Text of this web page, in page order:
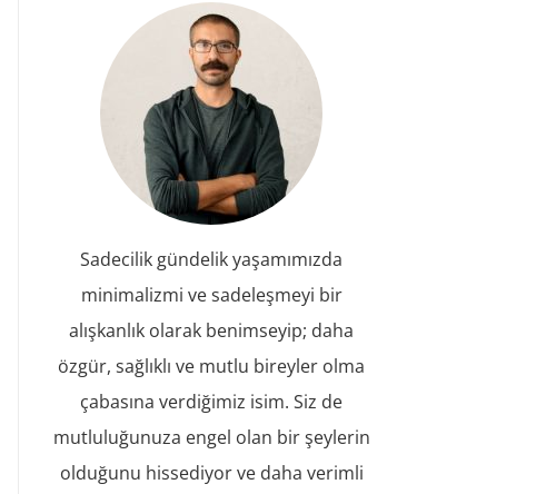
Sadecilik gündelik yaşamımızda
minimalizmi ve sadeleşmeyi bir
alışkanlık olarak benimseyip; daha
özgür, sağlıklı ve mutlu bireyler olma
çabasına verdiğimiz isim. Siz de
mutluluğunuza engel olan bir şeylerin
olduğunu hissediyor ve daha verimli